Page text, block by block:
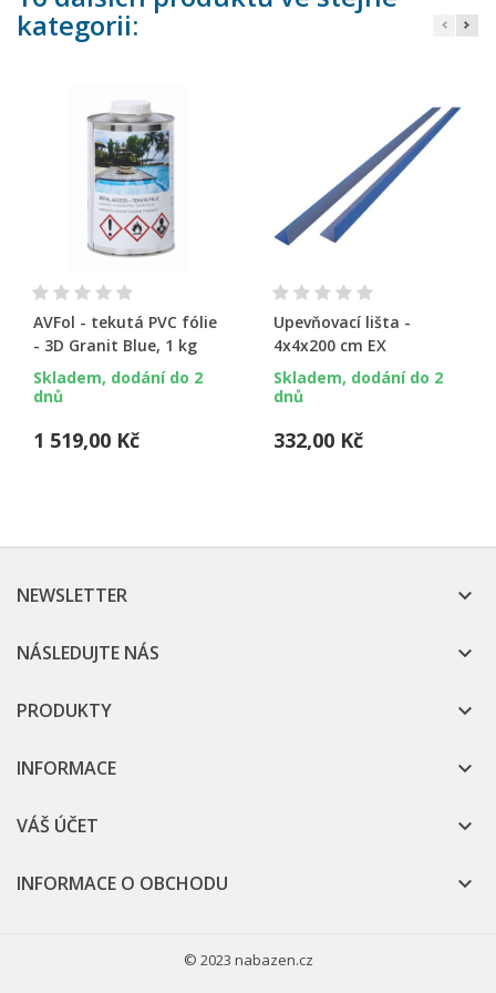
kategorii:
AVFol - tekutá PVC fólie
- 3D Granit Blue, 1 kg
Skladem, dodání do 2
dnů
1 519,00 Kč
Upevňovací lišta -
4x4x200 cm EX
Skladem, dodání do 2
dnů
332,00 Kč
NEWSLETTER 
NÁSLEDUJTE NÁS 
PRODUKTY 
INFORMACE 
VÁŠ ÚČET 
INFORMACE O OBCHODU 
© 2023 nabazen.cz